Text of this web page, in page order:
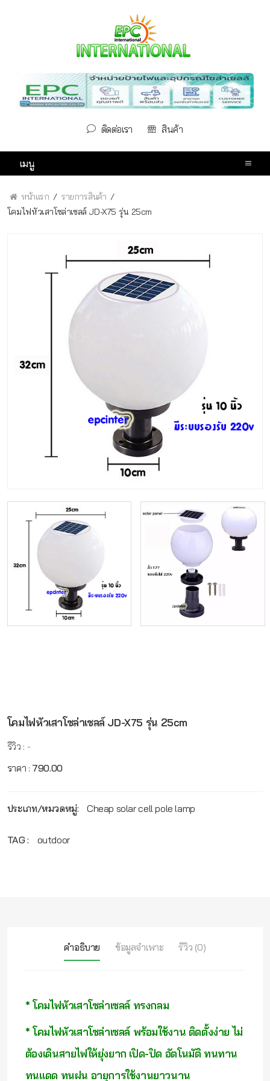
ติดต่อเรา สินค้า
เมนู
หน้าแรก รายการสินค้า
โคมไฟหัวเสาโซล่าเซลล์ JD-X75 รุ่น 25cm
โคมไฟหัวเสาโซล่าเซลล์ JD-X75 รุ่น 25cm
รีวิว : -
ราคา : 790.00
ประเภท/หมวดหมู่: Cheap solar cell pole lamp
TAG : outdoor
คำอธิบาย ข้อมูลจำเพาะ รีวิว (0)
* โคมไฟหัวเสาโซล่าเซลล์ ทรงกลม
* โคมไฟหัวเสาโซล่าเซลล์ พร้อมใช้งาน ติดตั้งง่าย ไม่
ต้องเดินสายไฟให้ยุ่งยาก เปิด-ปิด อัตโนมัติ ทนทาน
ทนแดด ทนฝน อายุการใช้งานยาวนาน